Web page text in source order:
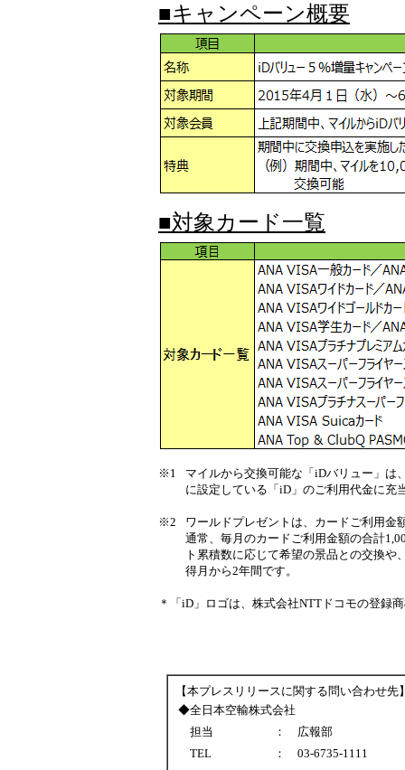
■キャンペーン概要
■対象カード一覧
※1
マイルから交換可能な「iDバリュー」は
に設定している「iD」のご利用代金に充
※2
ワールドプレゼントは、カードご利用金
通常、毎月のカードご利用金額の合計
ト累積数に応じて希望の景品との交換
得月から2年間です。
＊「iD」ロゴは、株式会社NTTドコモの登録
【本プレスリリースに関する問い合わせ先
◆全日本空輸株式会社
担当
：
広報部
TEL
： 03-6735-1111